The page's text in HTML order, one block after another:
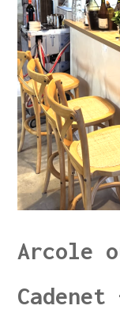
Arcole